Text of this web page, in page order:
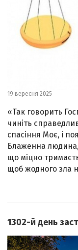
19 вересня 2025
«Так говорить
чиніть
спасіння Моє, і
Блаженна
що міцно
щоб жодного зла
1302-й день